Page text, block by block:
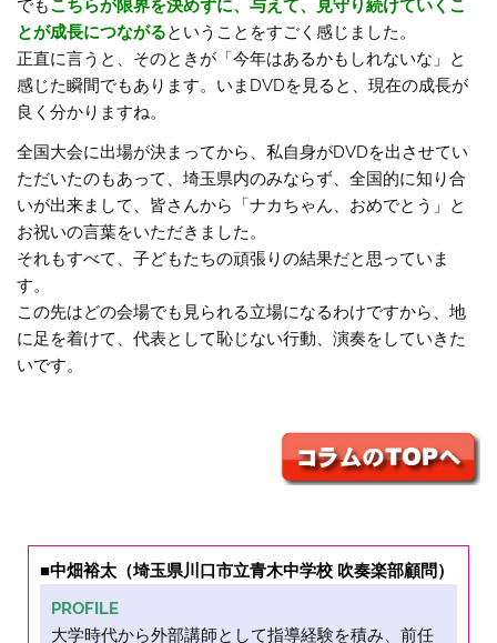
でもこちらが限界を決めずに、与えて、見守り続けていくこ
とが成長につながるということをすごく感じました。
正直に言うと、そのときが「今年はあるかもしれないな」と
感じた瞬間でもあります。いまDVDを見ると、現在の成長が
良く分かりますね。
全国大会に出場が決まってから、私自身がDVDを出させてい
ただいたのもあって、埼玉県内のみならず、全国的に知り合
いが出来まして、皆さんから「ナカちゃん、おめでとう」と
お祝いの言葉をいただきました。
それもすべて、子どもたちの頑張りの結果だと思っていま
す。
この先はどの会場でも見られる立場になるわけですから、地
に足を着けて、代表として恥じない行動、演奏をしていきた
いです。
■中畑裕太（埼玉県川口市立青木中学校 吹奏楽部顧問）
PROFILE
大学時代から外部講師として指導経験を積み、前任